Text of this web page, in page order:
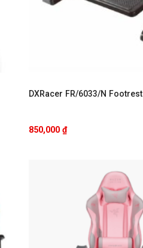
DXRacer FR/6033/N Footrest
850,000 ₫